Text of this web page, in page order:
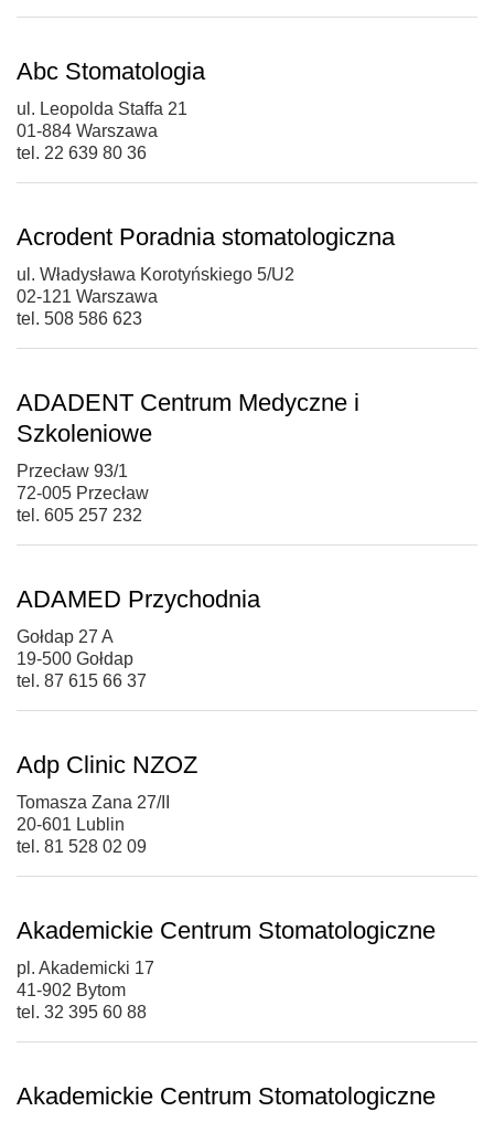
Abc Stomatologia
ul. Leopolda Staffa 21
01-884 Warszawa
tel. 22 639 80 36
Acrodent Poradnia stomatologiczna
ul. Władysława Korotyńskiego 5/U2
02-121 Warszawa
tel. 508 586 623
ADADENT Centrum Medyczne i
Szkoleniowe
Przecław 93/1
72-005 Przecław
tel. 605 257 232
ADAMED Przychodnia
Gołdap 27 A
19-500 Gołdap
tel. 87 615 66 37
Adp Clinic NZOZ
Tomasza Zana 27/II
20-601 Lublin
tel. 81 528 02 09
Akademickie Centrum Stomatologiczne
pl. Akademicki 17
41-902 Bytom
tel. 32 395 60 88
Akademickie Centrum Stomatologiczne